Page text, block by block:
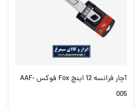
آچار فرانسه 12 اینچ Fox فوکس AAF-
005